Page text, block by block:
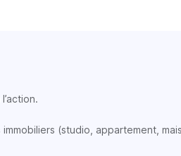
(studio, appartement,